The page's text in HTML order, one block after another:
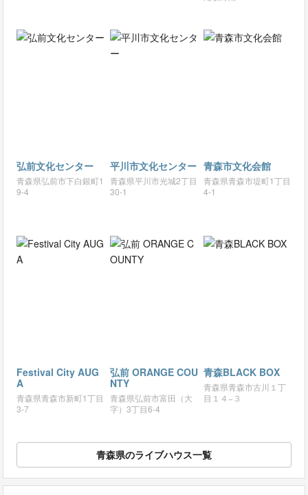
弘前文化センター
青森県弘前市下白銀町1
9-4
平川市文化センター
青森県平川市光城2丁目
30-1
青森市文化会館
青森県青森市堤町1丁目
4-1
Festival City AUG
A
青森県青森市新町1丁目
3-7
弘前 ORANGE COU
NTY
青森県弘前市富田（大
字）3丁目6-4
青森BLACK BOX
青森県青森市古川１丁
目１４−３
青森県のライブハウス一覧